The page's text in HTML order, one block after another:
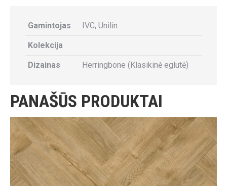
Gamintojas IVC, Unilin
Kolekcija
Dizainas Herringbone (Klasikinė eglutė)
PANAŠŪS PRODUKTAI